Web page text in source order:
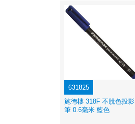
631825
施德樓 318F 不脫色投影
筆 0.6毫米 藍色